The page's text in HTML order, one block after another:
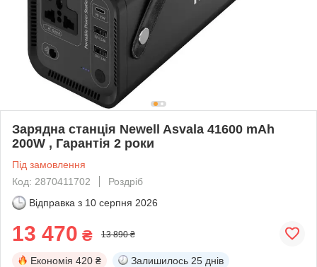
Зарядна станція Newell Asvala 41600 mAh
200W , Гарантія 2 роки
Під замовлення
Код: 2870411702
Роздріб
Відправка з 10 серпня 2026
13 470 ₴ 13 890 ₴
Економія 420 ₴ Залишилось 25 днів